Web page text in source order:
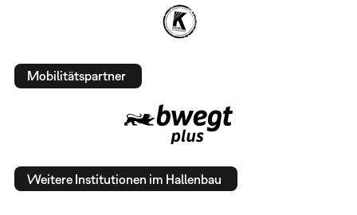
Mobilitätspartner
Weitere Institutionen im Hallenbau